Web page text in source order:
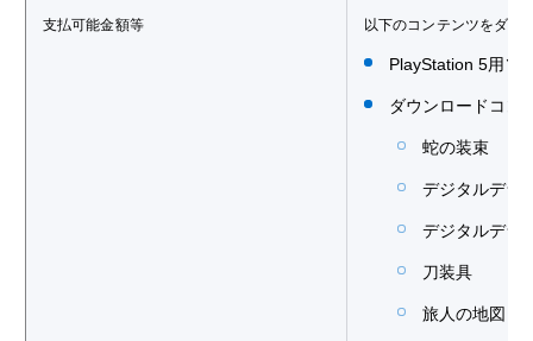
支払可能金額等 以下のコンテンツをダウ
PlayStation 5用ソ
ダウンロードコン
蛇の装束
デジタルデラ
デジタルデラ
刀装具
旅人の地図（